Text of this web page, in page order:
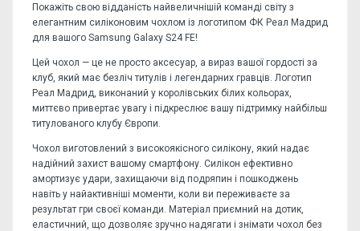
Покажіть свою відданість найвеличнішій команді світу з
елегантним силіконовим чохлом із логотипом ФК Реал Мадрид
для вашого Samsung Galaxy S24 FE!
Цей чохол — це не просто аксесуар, а вираз вашої гордості за
клуб, який має безліч титулів і легендарних гравців. Логотип
Реал Мадрид, виконаний у королівських білих кольорах,
миттєво привертає увагу і підкреслює вашу підтримку найбільш
титулованого клубу Європи.
Чохол виготовлений з високоякісного силікону, який надає
надійний захист вашому смартфону. Силікон ефективно
амортизує удари, захищаючи від подряпин і пошкоджень
навіть у найактивніші моменти, коли ви переживаєте за
результат гри своєї команди. Матеріал приємний на дотик,
еластичний, що дозволяє зручно надягати і знімати чохол без